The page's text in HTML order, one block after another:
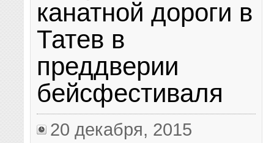
канатной дороги в
Татев в
преддверии
бейсфестиваля
20 декабря, 2015